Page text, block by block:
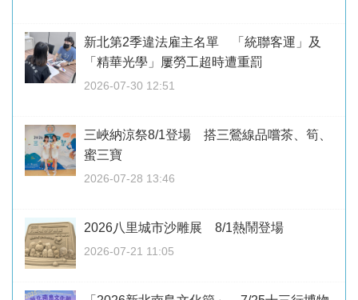
新北第2季違法雇主名單 「統聯客運」及
「精華光學」屢勞工超時遭重罰
2026-07-30 12:51
三峽納涼祭8/1登場 搭三鶯線品嚐茶、筍、
蜜三寶
2026-07-28 13:46
2026八里城市沙雕展 8/1熱鬧登場
2026-07-21 11:05